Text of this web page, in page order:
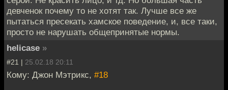
девченок почему то не хотят так. Лучше все же
пытаться пресекать хамское поведение, и, все таки,
просто не нарушать общепринятые нормы.
helicase »
#21 | 25.02.18 20:11
Кому: Джон Мэтрикс, #18